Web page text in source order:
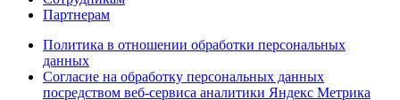
Партнерам
Политика в отношении обработки персональных
данных
Согласие на обработку персональных данных
посредством веб-сервиса аналитики Яндекс Метрика